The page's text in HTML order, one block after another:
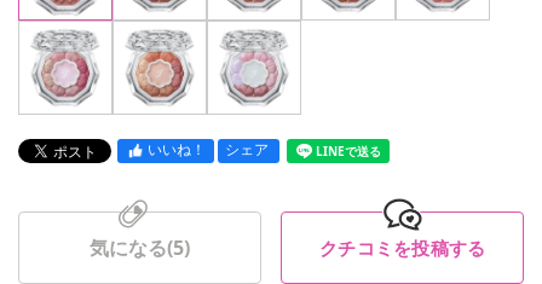
いいね！ シェア LINEで送る
気になる(5) クチコミを投稿する